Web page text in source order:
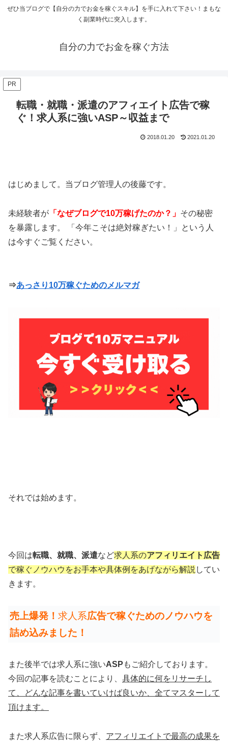
ぜひ当ブログで【自分の力でお金を稼ぐスキル】を手に入れて下さい！まもな
く副業時代に突入します。
自分の力でお金を稼ぐ方法
PR
転職・就職・派遣のアフィエイト広告で稼
ぐ！求人系に強いASP～収益まで
2018.01.20 2021.01.20
はじめまして。当ブログ管理人の後藤です。
未経験者が 「なぜブログで10万稼げたのか？」 その秘密
を暴露します。 「今年こそは絶対稼ぎたい！」という人
は今すぐご覧ください。
⇒あっさり10万稼ぐためのメルマガ
それでは始めます。
今回は転職、就職、派遣など求人系のアフィリエイト広告
で稼ぐノウハウをお手本や具体例をあげながら解説 してい
きます。
売上爆発！ 求人系広告で稼ぐためのノウハウを
詰め込みました！
また後半では求人系に強いASP もご紹介しております。
今回の記事を読むことにより、 具体的に何をリサーチし
て、どんな記事を書いていけば良いか、全てマスターして
頂けます。
また求人系広告に限らず、 アフィリエイトで最高の成果を